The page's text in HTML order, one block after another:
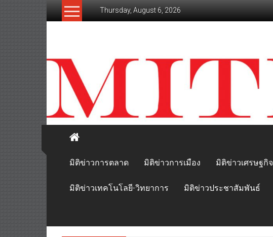
Thursday, August 6, 2026
สะท้อน
ลึก
ทุก
เหลี่ยม
มุม
เศรษฐกิจ-
การเมือง-
สังคม
มิติข่าวการตลาด
มิติข่าวการเมือง มิติข่าวเศรษฐกิจ
มิติข่าวเทคโนโลยี-วิทยาการ มิติข่าวประชาสัมพันธ์